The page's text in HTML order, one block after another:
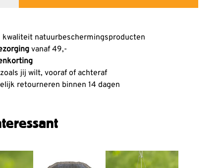
kwaliteit natuurbeschermingsproducten
vanaf 49,-
jij wilt, vooraf of achteraf
retourneren binnen 14 dagen